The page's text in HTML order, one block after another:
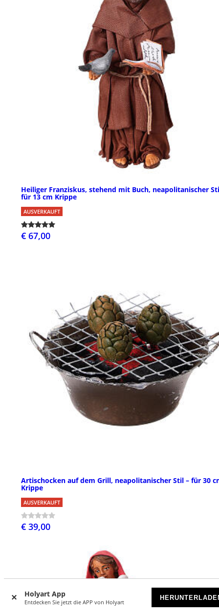
Holyart App
Entdecken Sie jetzt die APP von Holyart
Heiliger Franziskus, stehend mit Buch, neapolitanischer
für 13 cm Krippe
AUSVERKAUFT
€ 67,00
Artischocken auf dem Grill, neapolitanischer Stil – für 30
Krippe
AUSVERKAUFT
€ 39,00